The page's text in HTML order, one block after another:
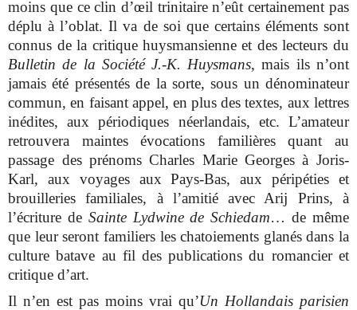
moins que ce clin d’œil trinitaire n’eût certainement pas
déplu à l’oblat. Il va de soi que certains éléments sont
connus de la critique huysmansienne et des lecteurs du
Bulletin de la Société J.-K. Huysmans, mais ils n’ont
jamais été présentés de la sorte, sous un dénominateur
commun, en faisant appel, en plus des textes, aux lettres
inédites, aux périodiques néerlandais, etc. L’amateur
retrouvera maintes évocations familières quant au
passage des prénoms Charles Marie Georges à Joris-
Karl, aux voyages aux Pays-Bas, aux péripéties et
brouilleries familiales, à l’amitié avec Arij Prins, à
l’écriture de Sainte Lydwine de Schiedam… de même
que leur seront familiers les chatoiements glanés dans la
culture batave au fil des publications du romancier et
critique d’art.
Il n’en est pas moins vrai qu’Un Hollandais parisien